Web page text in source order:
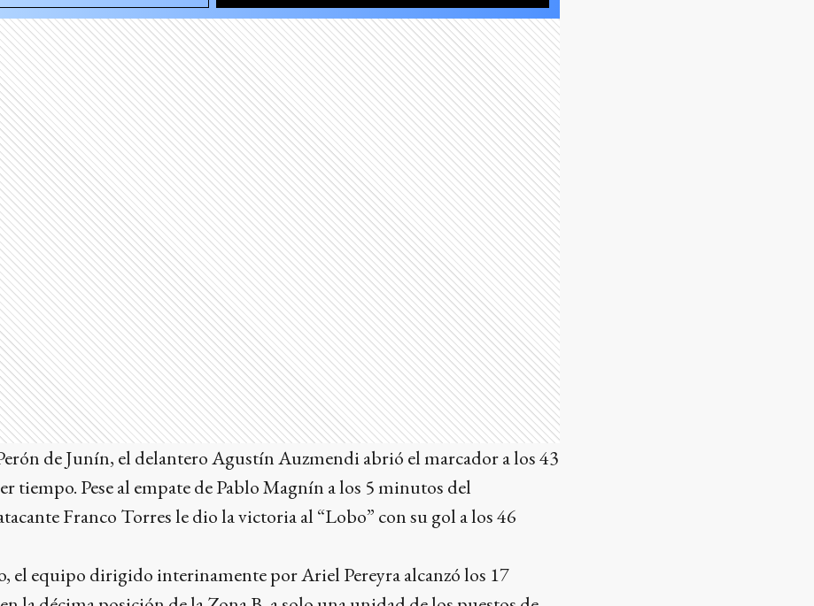
de Junín, el delantero Agustín Auzmendi abrió el marcador a los 43
tiempo. Pese al empate de Pablo Magnín a los 5 minutos del
Franco Torres le dio la victoria al “Lobo” con su gol a los 46
el equipo dirigido interinamente por Ariel Pereyra alcanzó los 17